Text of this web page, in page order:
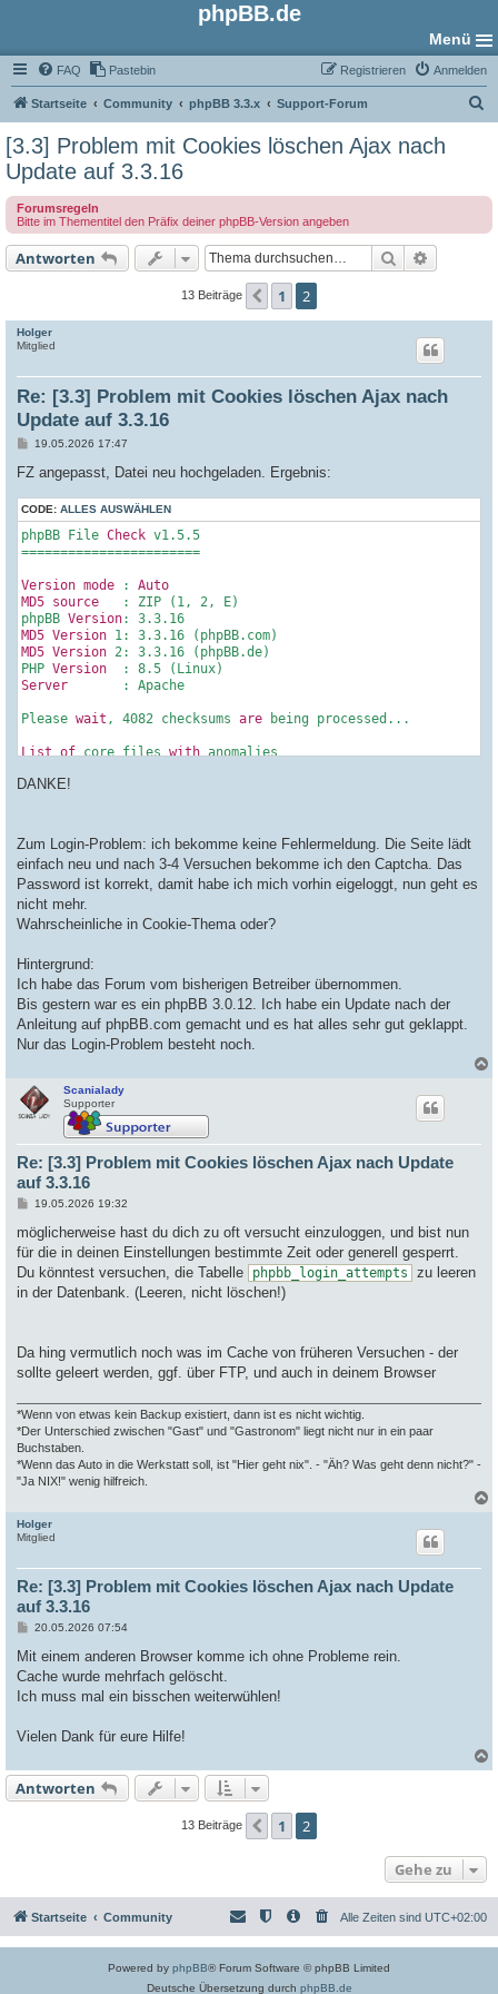
phpBB.de
Menü
FAQ Pastebin Anmelden
Registrieren
Startseite Community phpBB 3.3.x Support-Forum
[3.3] Problem mit Cookies löschen Ajax nach
Update auf 3.3.16
Forumsregeln
Bitte im Thementitel den Präfix deiner phpBB-Version angeben
Antworten Suche
13 Beiträge Vorherige
1 2
Holger
Mitglied
Re: [3.3] Problem mit Cookies löschen Ajax nach
Update auf 3.3.16
B
i
a
g
19.05.2026 17:47
FZ angepasst, Datei neu hochgeladen. Ergebnis:
CODE: ALLES AUSWÄHLEN
phpBB File Check v1.5.5
=======================
Version mode : Auto
MD5 source
   : ZIP (
1, 2, E)
phpBB Version: 3.3.16
MD5 Version 1: 3.3.16
MD5 Version 2: 3.3.16 (phpBB.de)
PHP Version
  :
8.5
Server
       : Apache
Please wait , 4082 checksums are being processed...
List of core files with
no issues
List of
-------------------------------------------------------
{0:0} ! TEMPORARY: [store/io_lock.lock] ( size : 2 bytes
-------------------------------------------------------
Finished!
----------------------
Checked files   : 3821
Missing files   : 0
Different files : 0
Unexpected files:
1
Run
time
          :
1.803,
Max execution time: 300
Memory peak usage : 4,955
Memory
limit
      :
8589934592
Services          : ZipArchive:1, cURL:1, Sockets:1,
Timestamp
DANKE!
Zum Login-Problem: ich bekomme keine Fehlermeldung. Die Seite lädt
einfach neu und nach 3-4 Versuchen bekomme ich den Captcha. Das
Password ist korrekt, damit habe ich mich vorhin eigeloggt, nun geht es
nicht mehr.
Wahrscheinliche in Cookie-Thema oder?
Hintergrund:
Ich habe das Forum vom bisherigen Betreiber übernommen.
Bis gestern war es ein phpBB 3.0.12. Ich habe ein Update nach der
Anleitung auf phpBB.com gemacht und es hat alles sehr gut geklappt.
Nur das Login-Problem besteht noch.
Scanialady
Supporter
Re: [3.3] Problem mit Cookies löschen Ajax nach Update
auf 3.3.16
B
i
r
a
19.05.2026 19:32
möglicherweise hast du dich zu oft versucht einzuloggen, und bist nun
für die in deinen Einstellungen bestimmte Zeit oder generell gesperrt.
Du könntest versuchen, die Tabelle
phpbb_login_attempts
zu leeren
in der Datenbank. (Leeren, nicht löschen!)
Da hing vermutlich noch was im Cache von früheren Versuchen - der
sollte geleert werden, ggf. über FTP, und auch in deinem Browser
*Wenn von etwas kein Backup existiert, dann ist es nicht wichtig.
*Der Unterschied zwischen "Gast" und "Gastronom" liegt nicht nur in ein paar
Buchstaben.
*Wenn das Auto in die Werkstatt soll, ist "Hier geht nix". - "Äh? Was geht denn nicht?" -
"Ja NIX!" wenig hilfreich.
Holger
Mitglied
Re: [3.3] Problem mit Cookies löschen Ajax nach Update
auf 3.3.16
B
i
r
a
20.05.2026 07:54
Mit einem anderen Browser komme ich ohne Probleme rein.
Cache wurde mehrfach gelöscht.
Ich muss mal ein bisschen weiterwühlen!
Vielen Dank für eure Hilfe!
a
Antworten
13 Beiträge Vorherige
1 2
Gehe zu
Startseite Community Alle Zeiten sind UTC+02:00
Powered by phpBB® Forum Software © phpBB Limited
Deutsche Übersetzung durch phpBB.de